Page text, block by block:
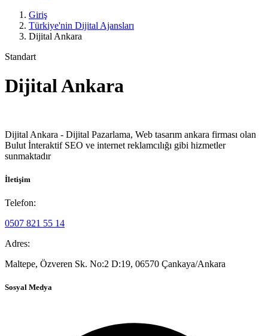
Giriş
Türkiye'nin Dijital Ajansları
Dijital Ankara
Standart
Dijital Ankara
Dijital Ankara - Dijital Pazarlama, Web tasarım ankara firması olan
Bulut İnteraktif SEO ve internet reklamcılığı gibi hizmetler
sunmaktadır
İletişim
Telefon:
0507 821 55 14
Adres:
Maltepe, Özveren Sk. No:2 D:19, 06570 Çankaya/Ankara
Sosyal Medya